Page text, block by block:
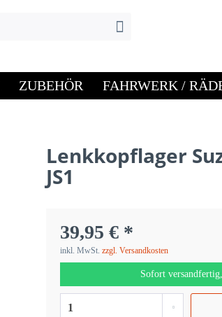
ZUBEHÖR FAHRWERK /
Lenkkopflager
JS1
39,95 € *
inkl. MwSt.zzgl. Versandkosten
Sofort